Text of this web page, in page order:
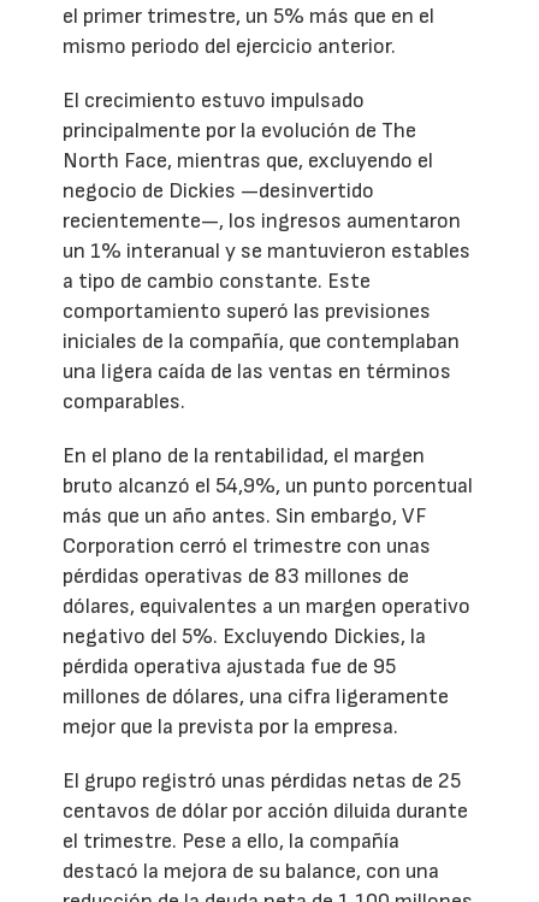
el primer trimestre, un 5% más que en el
mismo periodo del ejercicio anterior.
El crecimiento estuvo impulsado
principalmente por la evolución de The
North Face, mientras que, excluyendo el
negocio de Dickies —desinvertido
recientemente—, los ingresos aumentaron
un 1% interanual y se mantuvieron estables
a tipo de cambio constante. Este
comportamiento superó las previsiones
iniciales de la compañía, que contemplaban
una ligera caída de las ventas en términos
comparables.
En el plano de la rentabilidad, el margen
bruto alcanzó el 54,9%, un punto porcentual
más que un año antes. Sin embargo, VF
Corporation cerró el trimestre con unas
pérdidas operativas de 83 millones de
dólares, equivalentes a un margen operativo
negativo del 5%. Excluyendo Dickies, la
pérdida operativa ajustada fue de 95
millones de dólares, una cifra ligeramente
mejor que la prevista por la empresa.
El grupo registró unas pérdidas netas de 25
centavos de dólar por acción diluida durante
el trimestre. Pese a ello, la compañía
destacó la mejora de su balance, con una